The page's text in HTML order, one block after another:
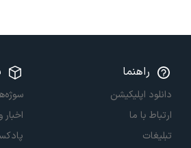
راهنما
دانلود اپلیکیشن
ارتباط با ما
تبلیغات